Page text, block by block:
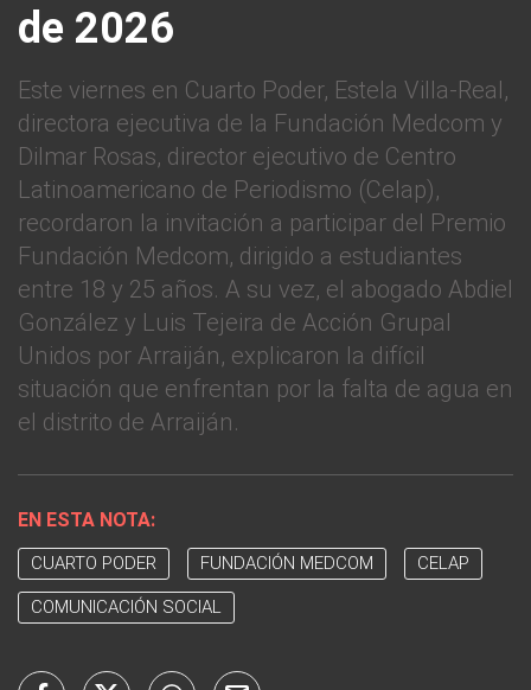
de 2026
Este viernes en Cuarto Poder, Estela Villa-Real,
directora ejecutiva de la Fundación Medcom y
Dilmar Rosas, director ejecutivo de Centro
Latinoamericano de Periodismo (Celap),
recordaron la invitación a participar del Premio
Fundación Medcom, dirigido a estudiantes
entre 18 y 25 años. A su vez, el abogado Abdiel
González y Luis Tejeira de Acción Grupal
Unidos por Arraiján, explicaron la difícil
situación que enfrentan por la falta de agua en
el distrito de Arraiján.
EN ESTA NOTA:
CUARTO PODER FUNDACIÓN MEDCOM CELAP
COMUNICACIÓN SOCIAL